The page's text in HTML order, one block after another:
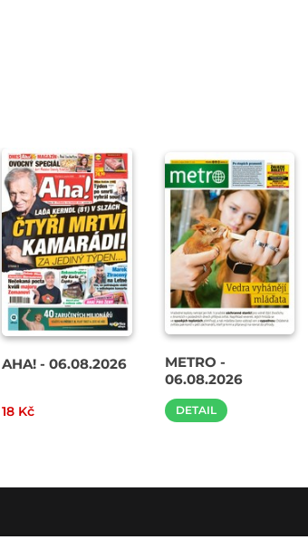
AHA! - 06.08.2026
18 Kč
METRO -
06.08.2026
DETAIL